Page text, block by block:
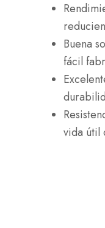
Buena
fácil
vida útil